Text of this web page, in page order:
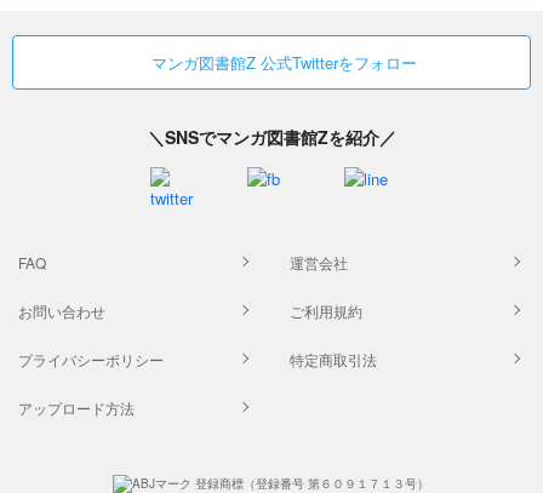
マンガ図書館Z 公式Twitterをフォロー
＼SNSでマンガ図書館Zを紹介／
FAQ 運営会社
お問い合わせ ご利用規約
プライバシーポリシー 特定商取引法
アップロード方法